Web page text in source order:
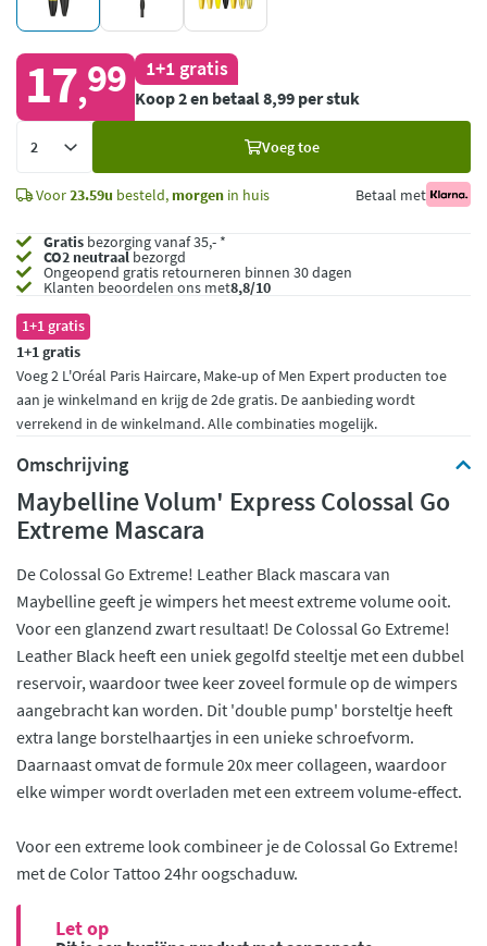
17,99 1+1 gratis
Koop 2 en betaal 8,99 per stuk
Voeg toe
Voor23.59u besteld, morgen in huis Betaal met
Gratis bezorging vanaf 35,- *
CO2 neutraalbezorgd
Ongeopend gratis retourneren binnen 30 dagen
Klanten beoordelen ons met8,8/10
1+1 gratis
1+1 gratis
Voeg 2 L'Oréal Paris Haircare, Make-up of Men Expert producten toe
aan je winkelmand en krijg de 2de gratis. De aanbieding wordt
verrekend in de winkelmand. Alle combinaties mogelijk.
Omschrijving
Maybelline Volum' Express Colossal Go
Extreme Mascara
De Colossal Go Extreme! Leather Black mascara van
Maybelline geeft je wimpers het meest extreme volume ooit.
Voor een glanzend zwart resultaat! De Colossal Go Extreme!
Leather Black heeft een uniek gegolfd steeltje met een dubbel
reservoir, waardoor twee keer zoveel formule op de wimpers
aangebracht kan worden. Dit 'double pump' borsteltje heeft
extra lange borstelhaartjes in een unieke schroefvorm.
Daarnaast omvat de formule 20x meer collageen, waardoor
elke wimper wordt overladen met een extreem volume-effect.
Voor een extreme look combineer je de Colossal Go Extreme!
met de Color Tattoo 24hr oogschaduw.
Let op